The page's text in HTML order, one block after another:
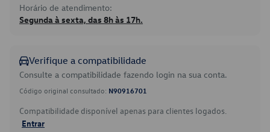
Horário de atendimento:
Segunda à sexta, das 8h às 17h.
Verifique a compatibilidade
Consulte a compatibilidade fazendo login na sua conta.
Código original consultado: N90916701
Compatibilidade disponível apenas para clientes logados.
Entrar